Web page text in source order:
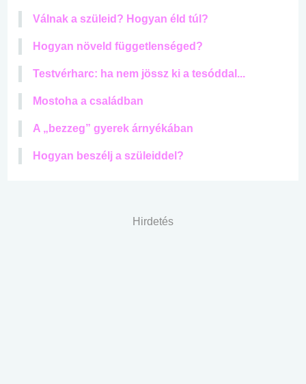
Válnak a szüleid? Hogyan éld túl?
Hogyan növeld függetlenséged?
Testvérharc: ha nem jössz ki a tesóddal...
Mostoha a családban
A „bezzeg” gyerek árnyékában
Hogyan beszélj a szüleiddel?
Hirdetés